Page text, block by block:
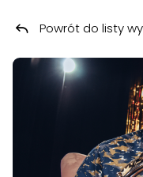
Przeskocz do treści
Powrót do listy